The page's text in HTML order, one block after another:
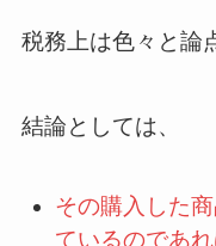
税務上は色々と論
結論としては、
その購入した
ているのであ